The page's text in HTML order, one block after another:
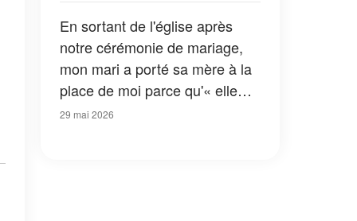
En sortant de l'église après
notre cérémonie de mariage,
mon mari a porté sa mère à la
place de moi parce qu'« elle
voulait vivre ce moment elle
29 mai 2026